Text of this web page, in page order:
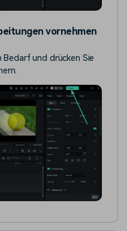
vornehmen
Bedarf und drücken Sie